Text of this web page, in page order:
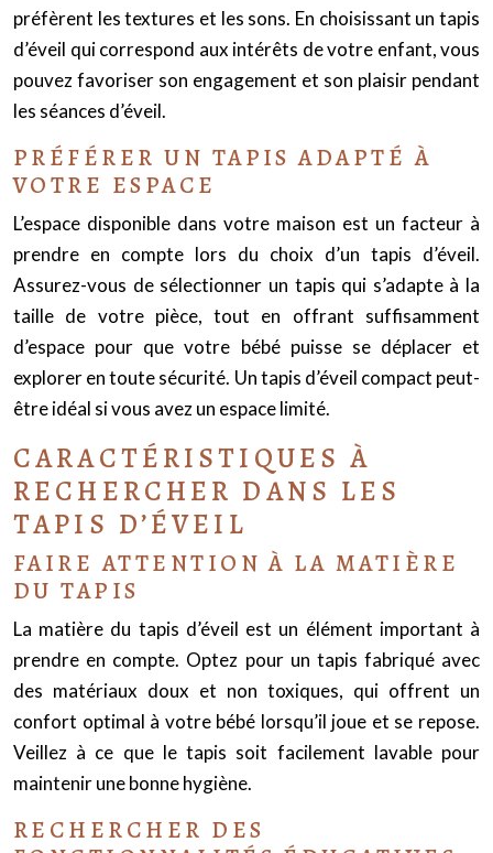
préfèrent les textures et les sons. En choisissant un tapis
d’éveil qui correspond aux intérêts de votre enfant, vous
pouvez favoriser son engagement et son plaisir pendant
les séances d’éveil.
PRÉFÉRER UN TAPIS ADAPTÉ À
VOTRE ESPACE
L’espace disponible dans votre maison est un facteur à
prendre en compte lors du choix d’un tapis d’éveil.
Assurez-vous de sélectionner un tapis qui s’adapte à la
taille de votre pièce, tout en offrant suffisamment
d’espace pour que votre bébé puisse se déplacer et
explorer en toute sécurité. Un tapis d’éveil compact peut-
être idéal si vous avez un espace limité.
CARACTÉRISTIQUES À
RECHERCHER DANS LES
TAPIS D’ÉVEIL
FAIRE ATTENTION À LA MATIÈRE
DU TAPIS
La matière du tapis d’éveil est un élément important à
prendre en compte. Optez pour un tapis fabriqué avec
des matériaux doux et non toxiques, qui offrent un
confort optimal à votre bébé lorsqu’il joue et se repose.
Veillez à ce que le tapis soit facilement lavable pour
maintenir une bonne hygiène.
RECHERCHER DES